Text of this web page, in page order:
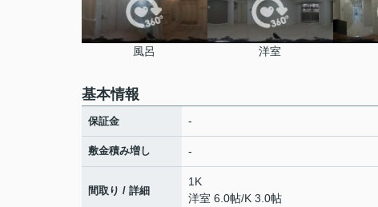
風呂 洋室
基本情報
保証金 -
敷金積み増し -
間取り / 詳細
1K
洋室 6.0帖/K 3.0帖